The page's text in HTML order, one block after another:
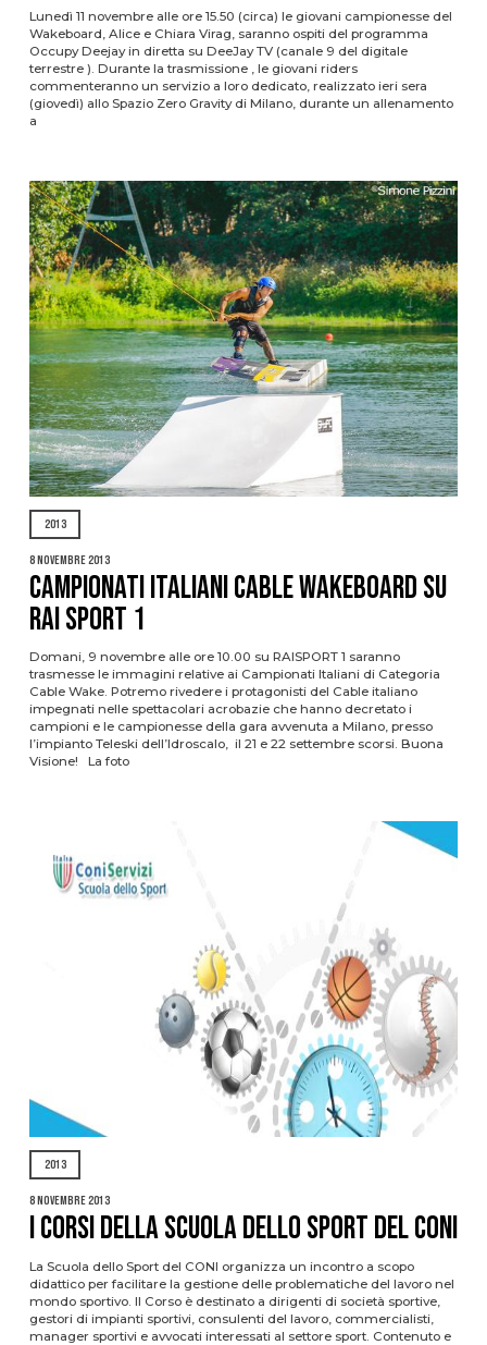
Lunedì 11 novembre alle ore 15.50 (circa) le giovani campionesse del
Wakeboard, Alice e Chiara Virag, saranno ospiti del programma
Occupy Deejay in diretta su DeeJay TV (canale 9 del digitale
terrestre ). Durante la trasmissione , le giovani riders
commenteranno un servizio a loro dedicato, realizzato ieri sera
(giovedì) allo Spazio Zero Gravity di Milano, durante un allenamento
a
2013
8 Novembre 2013
CAMPIONATI ITALIANI CABLE WAKEBOARD SU
RAI SPORT 1
Domani, 9 novembre alle ore 10.00 su RAISPORT 1 saranno
trasmesse le immagini relative ai Campionati Italiani di Categoria
Cable Wake. Potremo rivedere i protagonisti del Cable italiano
impegnati nelle spettacolari acrobazie che hanno decretato i
campioni e le campionesse della gara avvenuta a Milano, presso
l’impianto Teleski dell’Idroscalo, il 21 e 22 settembre scorsi. Buona
Visione! La foto
2013
8 Novembre 2013
I CORSI DELLA SCUOLA DELLO SPORT DEL CONI
La Scuola dello Sport del CONI organizza un incontro a scopo
didattico per facilitare la gestione delle problematiche del lavoro nel
mondo sportivo. Il Corso è destinato a dirigenti di società sportive,
gestori di impianti sportivi, consulenti del lavoro, commercialisti,
manager sportivi e avvocati interessati al settore sport. Contenuto e